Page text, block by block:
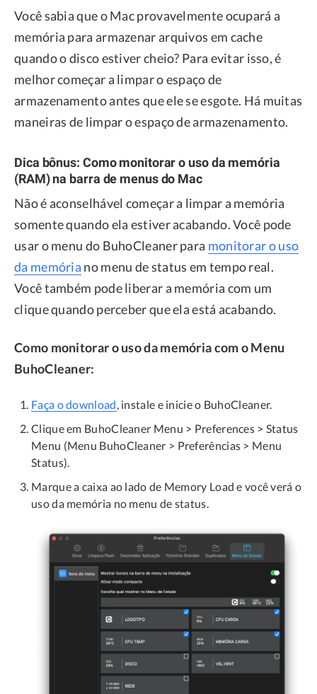
Você sabia que o Mac provavelmente ocupará a
memória para armazenar arquivos em cache
quando o disco estiver cheio? Para evitar isso, é
melhor começar a limpar o espaço de
armazenamento antes que ele se esgote. Há muitas
maneiras de limpar o espaço de armazenamento.
Dica bônus: Como monitorar o uso da memória
(RAM) na barra de menus do Mac
Não é aconselhável começar a limpar a memória
somente quando ela estiver acabando. Você pode
usar o menu do BuhoCleaner para monitorar o uso
da memória no menu de status em tempo real.
Você também pode liberar a memória com um
clique quando perceber que ela está acabando.
Como monitorar o uso da memória com o Menu
BuhoCleaner:
Faça o download , instale e inicie o BuhoCleaner.
Clique em BuhoCleaner Menu > Preferences > Status
Menu (Menu BuhoCleaner > Preferências > Menu
Status).
Marque a caixa ao lado de Memory Load e você verá o
uso da memória no menu de status.